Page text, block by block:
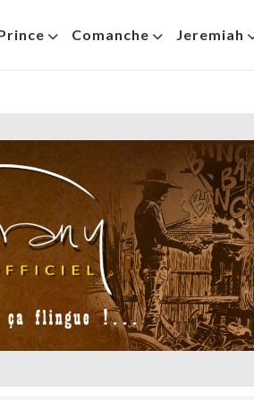
Comanche Jeremiah